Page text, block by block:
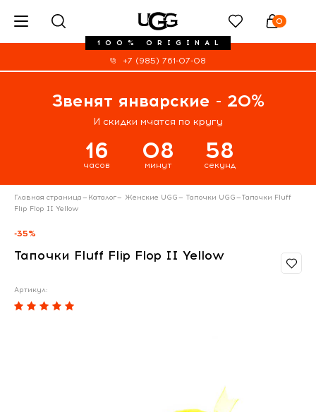
100% ORIGINAL
0
+7 (985) 761-07-08
Звенят январские - 20%
И скидки мчатся по кругу
16
часов
08
минут
58
секунд
Главная страница— Каталог— Женские UGG— Тапочки UGG—Тапочки Fluff
Flip Flop II Yellow
-35%
Тапочки Fluff Flip Flop II Yellow
Артикул: